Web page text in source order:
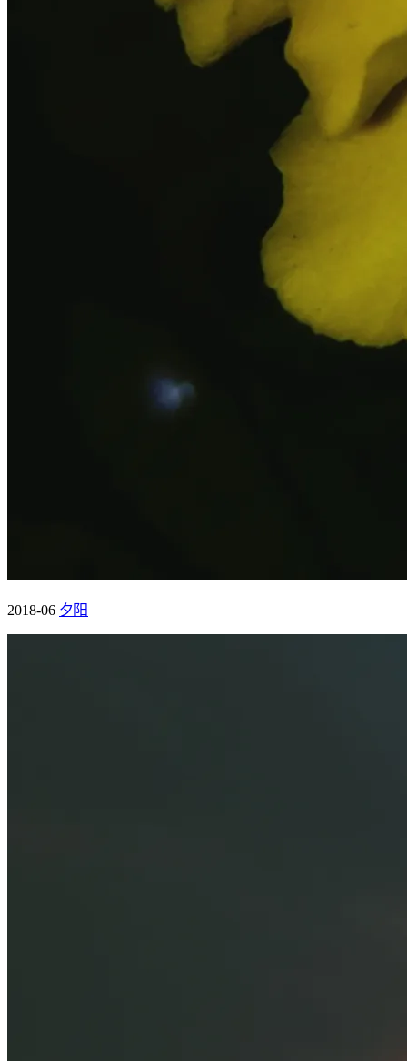
2018-06 夕阳